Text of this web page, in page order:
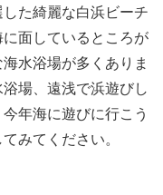
た綺麗な白浜ビーチ
面しているところが
水浴場が多くありま
場、遠浅で浜遊びし
年海に遊びに行こう
みてください。